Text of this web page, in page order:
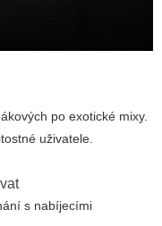
po exotické mixy.
uživatele.
s nabíjecími